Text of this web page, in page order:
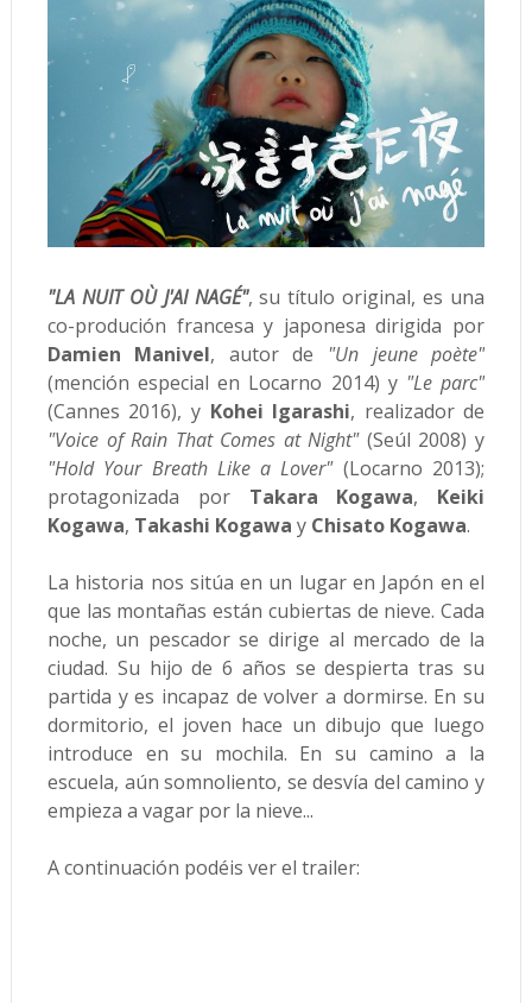
"LA NUIT OÙ J'AI NAGÉ", su título original, es una
co-produción francesa y japonesa dirigida por
Damien Manivel, autor de "Un jeune poète"
(mención especial en Locarno 2014) y "Le parc"
(Cannes 2016), y Kohei Igarashi, realizador de
"Voice of Rain That Comes at Night"(Seúl 2008) y
"Hold Your Breath Like a Lover"(Locarno 2013);
protagonizada por Takara Kogawa, Keiki
Kogawa, Takashi Kogawa y Chisato Kogawa.
La historia nos sitúa en un lugar en Japón en el
que las montañas están cubiertas de nieve. Cada
noche, un pescador se dirige al mercado de la
ciudad. Su hijo de 6 años se despierta tras su
partida y es incapaz de volver a dormirse. En su
dormitorio, el joven hace un dibujo que luego
introduce en su mochila. En su camino a la
escuela, aún somnoliento, se desvía del camino y
empieza a vagar por la nieve...
A continuación podéis ver el trailer: